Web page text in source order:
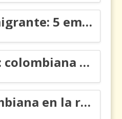
Resiliencia migrante: 5 emociones y cómo gestionarlas
Tatiana Toro: colombiana que cambió la historia de las matemáticas
Ciencia colombiana en la revolución de los órganos en chips